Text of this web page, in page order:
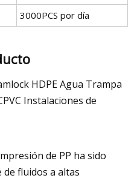
3000PCS por día
HDPE Agua Trampa
Instalaciones de
de PP ha sido
fluidos a altas